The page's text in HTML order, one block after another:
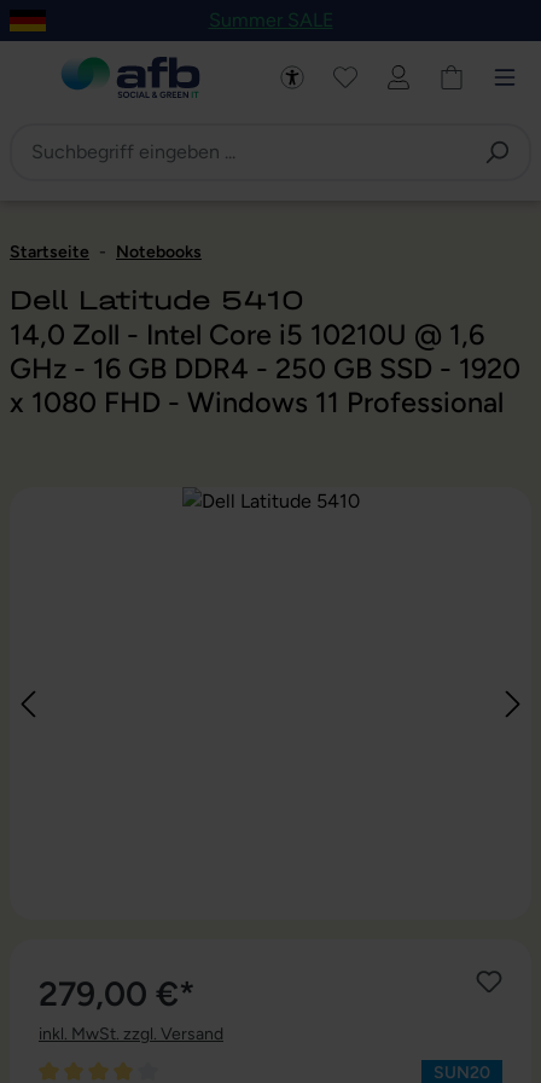
Hauptinhalt springen
Zur Navigation der B2B-Plattform springen
Summer SALE
Startseite - Notebooks
Dell Latitude 5410
14,0 Zoll - Intel Core i5 10210U @ 1,6
GHz - 16 GB DDR4 - 250 GB SSD - 1920
x 1080 FHD - Windows 11 Professional
Bildergalerie überspringen
279,00 €*
inkl. MwSt. zzgl. Versand
SUN20